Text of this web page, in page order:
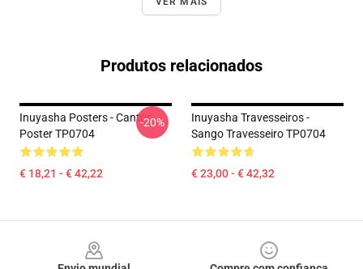
Produtos relacionados
Inuyasha Posters - Cantor
Poster TP0704
€ 18,21 - € 42,22
-20%
Inuyasha Travesseiros -
Sango Travesseiro TP0704
€ 23,00 - € 42,32